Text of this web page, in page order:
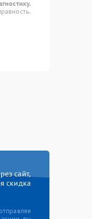
сайт,
скидка